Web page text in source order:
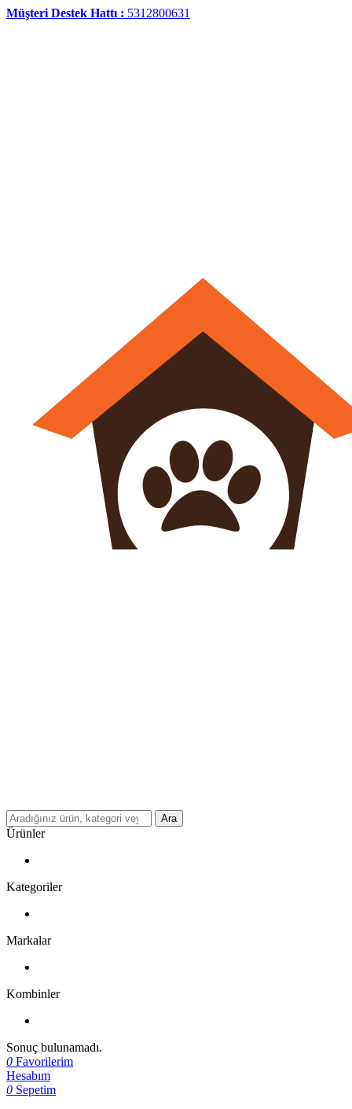
Müşteri Destek Hattı : 5312800631
Ara
Ürünler
Kategoriler
Markalar
Kombinler
Sonuç bulunamadı.
0 Favorilerim
Hesabım
0 Sepetim